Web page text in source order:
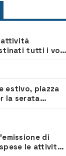
attività
tutti i voli
estivo, piazza
la serata
di
le attività